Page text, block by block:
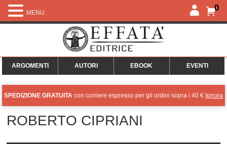
0
ARGOMENTI AUTORI EBOOK EVENTI
SPEDIZIONE GRATUITA con corriere espresso per gli ordini sopra i 40 € Ignora
ROBERTO CIPRIANI
MENU